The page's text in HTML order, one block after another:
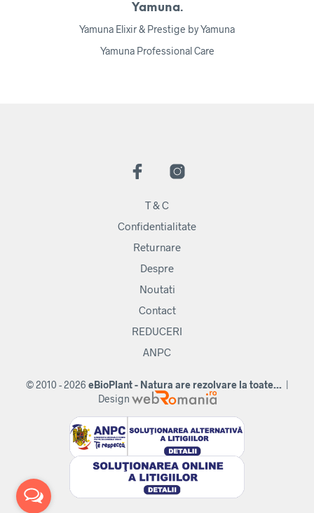
Yamuna.
Yamuna Elixir & Prestige by Yamuna
Yamuna Professional Care
T & C
Confidentialitate
Returnare
Despre
Noutati
Contact
REDUCERI
ANPC
© 2010 - 2026 eBioPlant - Natura are rezolvare la toate... |
Design